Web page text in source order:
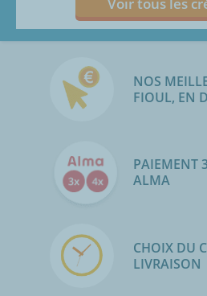
NOS
FIOUL, EN
PAIEMENT
ALMA
CHOIX DU
LIVRAISON